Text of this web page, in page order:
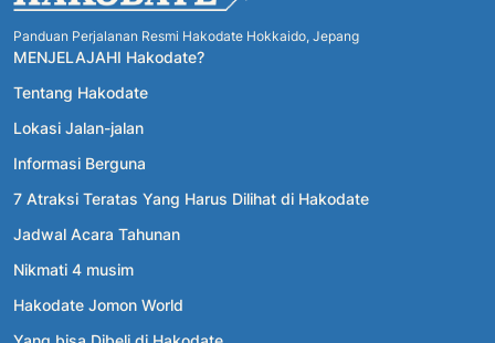
Panduan Perjalanan Resmi Hakodate Hokkaido, Jepang
MENJELAJAHI Hakodate?
Tentang Hakodate
Lokasi Jalan-jalan
Informasi Berguna
7 Atraksi Teratas Yang Harus Dilihat di Hakodate
Jadwal Acara Tahunan
Nikmati 4 musim
Hakodate Jomon World